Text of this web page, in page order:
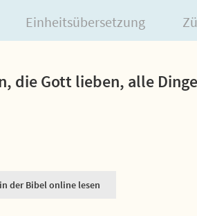
Einheitsübersetzung
die Gott lieben, alle
der Bibel online lesen